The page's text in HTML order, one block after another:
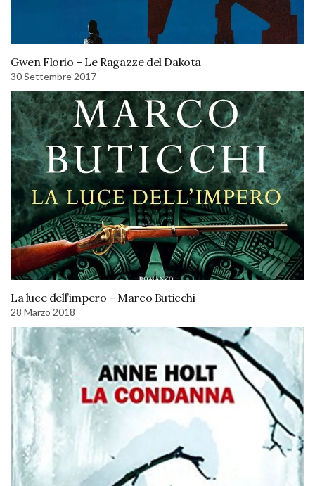
Gwen Florio – Le Ragazze del Dakota
30 Settembre 2017
La luce dell’impero – Marco Buticchi
28 Marzo 2018